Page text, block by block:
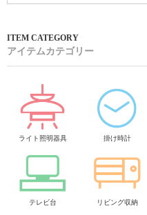
アイテムカテゴリー
ライト照明器具 掛け時計
テレビ台 リビング収納